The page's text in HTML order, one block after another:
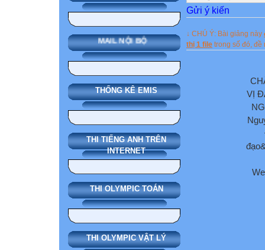
MAIL NỘI BỘ
THỐNG KÊ EMIS
THI TIẾNG ANH TRÊN
INTERNET
THI OLYMPIC TOÁN
THI OLYMPIC VẬT LÝ
Gửi ý kiến
↓ CHÚ Ý: Bài giảng này
thị 1 file trong số đó, đề
VỊ